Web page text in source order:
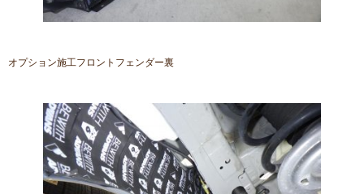
オプション施工フロントフェンダー裏